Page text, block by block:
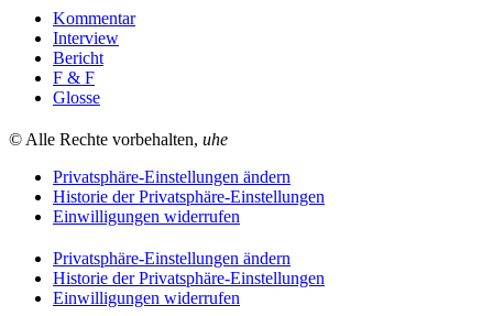
Kommentar
Interview
Bericht
F & F
Glosse
© Alle Rechte vorbehalten, uhe
Privatsphäre-Einstellungen ändern
Historie der Privatsphäre-Einstellungen
Einwilligungen widerrufen
Privatsphäre-Einstellungen ändern
Historie der Privatsphäre-Einstellungen
Einwilligungen widerrufen